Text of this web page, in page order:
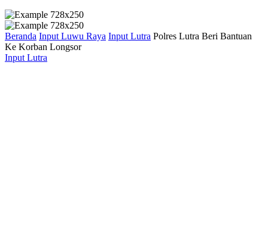
Beranda Input Luwu Raya Input Lutra Polres Lutra Beri Bantuan
Ke Korban Longsor
Input Lutra